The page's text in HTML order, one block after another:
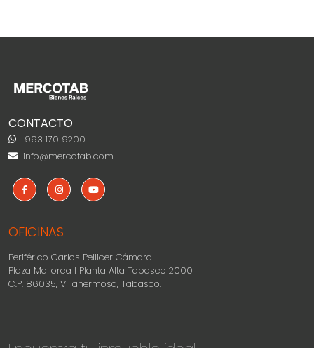
CONTACTO
993 170 9200
info@mercotab.com
OFICINAS
Periférico Carlos Pellicer Cámara
Plaza Mallorca | Planta Alta Tabasco 2000
C.P. 86035, Villahermosa, Tabasco.